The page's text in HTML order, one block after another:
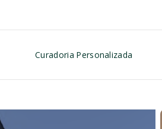
Curadoria Personalizada